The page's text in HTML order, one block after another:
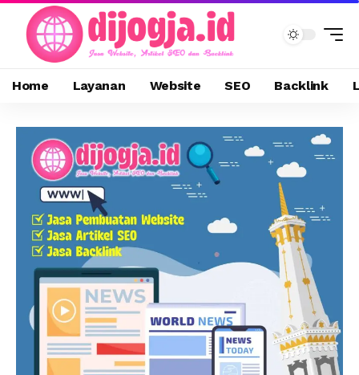
Home Layanan Website SEO Backlink